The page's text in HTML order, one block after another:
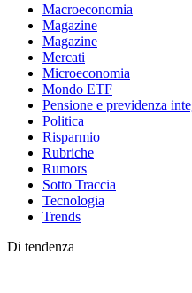
Macroeconomia
Magazine
Magazine
Mercati
Microeconomia
Mondo ETF
Pensione e previdenza
Politica
Risparmio
Rubriche
Rumors
Sotto Traccia
Tecnologia
Trends
Di tendenza